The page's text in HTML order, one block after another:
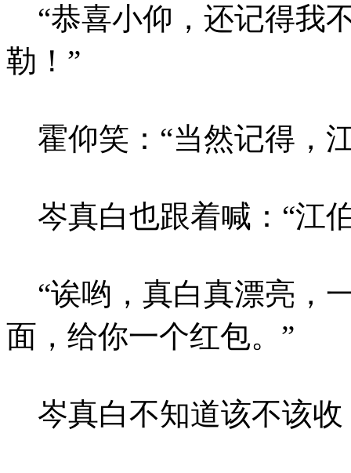
“恭喜小仰，还记得我
勒！”
霍仰笑：“当然记得，
岑真白也跟着喊：“江
“诶哟，真白真漂亮，
面，给你一个红包。”
岑真白不知道该不该收